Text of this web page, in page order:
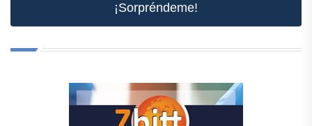
¡Sorpréndeme!